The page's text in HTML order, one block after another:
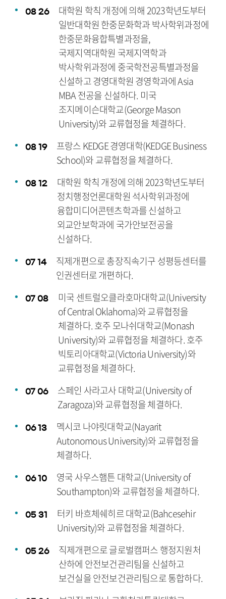
08 26
대학원 학칙 개정에 의해 2023학년도부터
일반대학원 한중문화학과 박사학위과정에
한중문화융합특별과정을,
국제지역대학원 국제지역학과
박사학위과정에 중국학전공특별과정을
신설하고 경영대학원 경영학과에 Asia
MBA 전공을 신설하다. 미국
조지메이슨대학교(George Mason
University)와 교류협정을 체결하다.
08 19
프랑스 KEDGE 경영대학(KEDGE Business
School)와 교류협정을 체결하다.
08 12
대학원 학칙 개정에 의해 2023학년도부터
정치행정언론대학원 석사학위과정에
융합미디어콘텐츠학과를 신설하고
외교안보학과에 국가안보전공을
신설하다.
07 14
직제개편으로 총장직속기구 성평등센터를
인권센터로 개편하다.
07 08
미국 센트럴오클라호마대학교(University
of Central Oklahoma)와 교류협정을
체결하다. 호주 모나쉬대학교(Monash
University)와 교류협정을 체결하다. 호주
빅토리아대학교(Victoria University)와
교류협정을 체결하다.
07 06
스페인 사라고사 대학교(University of
Zaragoza)와 교류협정을 체결하다.
0613
멕시코 나야릿대학교(Nayarit
Autonomous University)와 교류협정을
체결하다.
0610
영국 사우스햄튼 대학교(University of
Southampton)와 교류협정을 체결하다.
05 31
터키 바흐체쉐히르 대학교(Bahcesehir
University)와 교류협정을 체결하다.
05 26
직제개편으로 글로벌캠퍼스 행정지원처
산하에 안전보건관리팀을 신설하고
보건실을 안전보건관리팀으로 통합하다.